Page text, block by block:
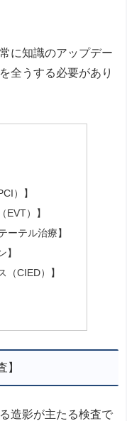
に知識のアップデー
全うする必要があり
）】
EVT）】
ーテル治療】
】
（CIED）】
】
造影が主たる検査で